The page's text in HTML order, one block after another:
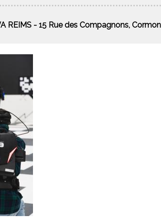
REIMS - 15 Rue des Compagnons,